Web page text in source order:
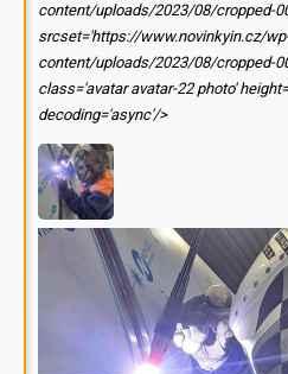
content/uploads/2023/08/cropped-
srcset='https://www.novinkyin.cz/
content/uploads/2023/08/cropped-
class='avatar avatar-22 photo'
decoding='async'/>